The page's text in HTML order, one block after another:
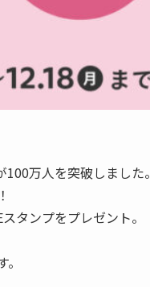
万人を突破しまし
タンプをプレゼント。